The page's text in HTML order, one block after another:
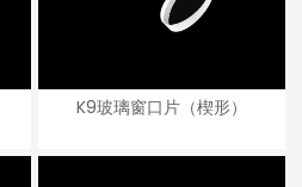
K9玻璃窗口片（楔形）